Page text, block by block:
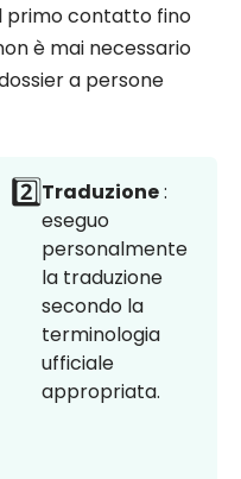
primo contatto fino
è mai necessario
a persone
2️⃣Traduzione:
eseguo
personalmente
la traduzione
secondo la
terminologia
ufficiale
appropriata.